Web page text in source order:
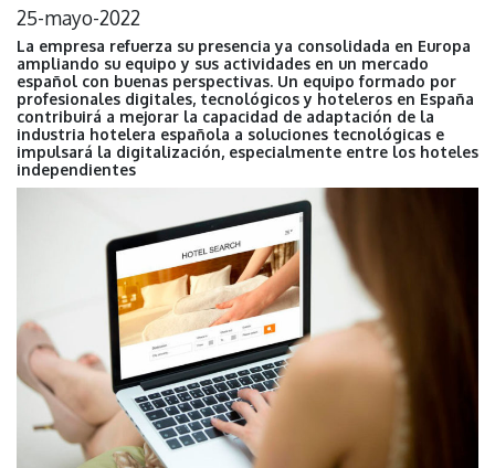
25-mayo-2022
La empresa refuerza su presencia ya consolidada en Europa
ampliando su equipo y sus actividades en un mercado
español con buenas perspectivas. Un equipo formado por
profesionales digitales, tecnológicos y hoteleros en España
contribuirá a mejorar la capacidad de adaptación de la
industria hotelera española a soluciones tecnológicas e
impulsará la digitalización, especialmente entre los hoteles
independientes